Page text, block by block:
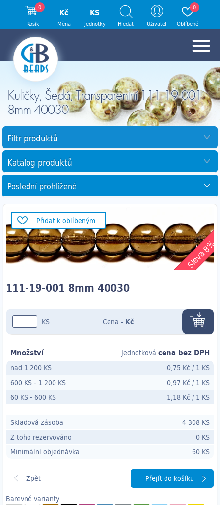
Kuličky, Šedá, Transparentní 111-19-001
8mm 40030
Filtr produktů
Katalog produktů
Poslední prohlížené
Přidat k oblíbeným
Sleva 8%
111-19-001 8mm 40030
Barevné varianty
KS Cena - Kč
Množství Jednotková cena bez DPH
nad 1 200 KS 0,75 Kč / 1 KS
600 KS- 1 200 KS 0,97 Kč / 1 KS
60 KS- 600 KS 1,18 Kč / 1 KS
Skladová zásoba
4 308 KS
Z toho rezervováno
0 KS
Minimální objednávka
60 KS
Přejít do košíku
0
Košík
Kč
Měna
KS
Jednotky Hledat Uživatel
0
Oblíbené